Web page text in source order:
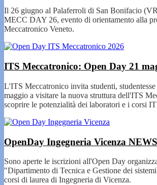
Il 26 giugno al Palaferroli di San Bonifacio
MECC DAY 26, evento di orientamento alla
Meccatronico Veneto.
ITS Meccatronico: Open Day 21
L'ITS Meccatronico invita studenti,
maggio a visitare la nuova struttura dell'ITS
scoprire le potenzialità dei laboratori e i corsi
OpenDay Ingegneria Vicenza NEWS
Sono aperte le iscrizioni all'Open Day
"Dipartimento di Tecnica e Gestione dei
corsi di laurea di Ingegneria di Vicenza.